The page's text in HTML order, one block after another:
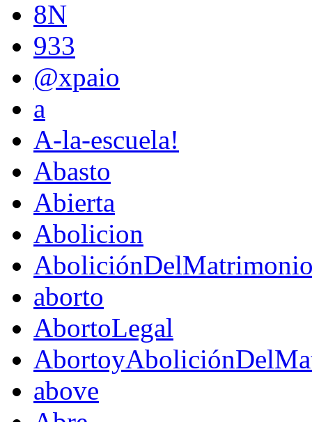
8N
933
@xpaio
a
A-la-escuela!
Abasto
Abierta
Abolicion
aborto
AbortoLegal
above